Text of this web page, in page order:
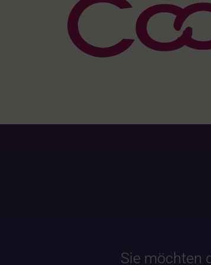
Sie möchten